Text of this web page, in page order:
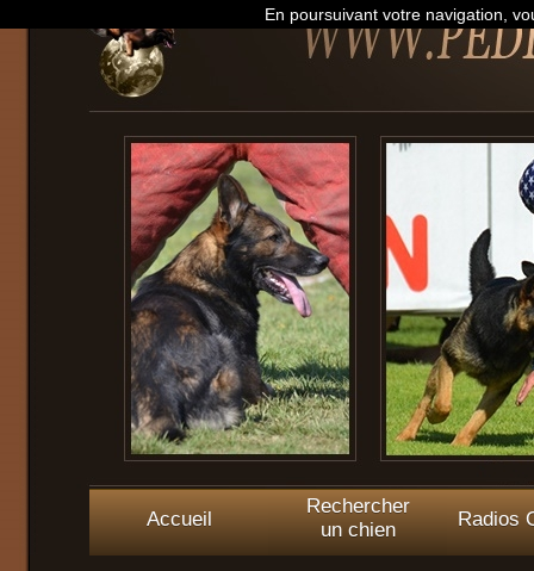
Accueil
Rechercher
un chien
Radios
En poursuivant votre navigation,